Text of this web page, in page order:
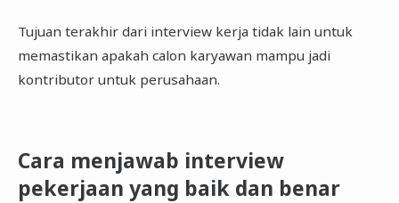
Tujuan terakhir dari interview kerja tidak lain untuk
memastikan apakah calon karyawan mampu jadi
kontributor untuk perusahaan.
Cara menjawab interview
pekerjaan yang baik dan benar